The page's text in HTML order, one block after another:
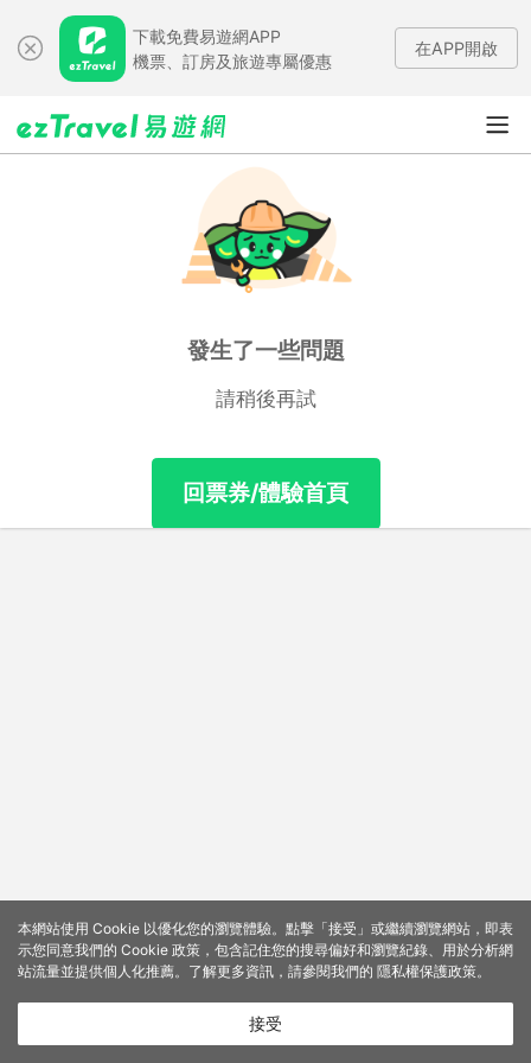
下載免費易遊網APP
機票、訂房及旅遊專屬優惠
在APP開啟
發生了一些問題
請稍後再試
回票券/體驗首頁
本網站使用 Cookie 以優化您的瀏覽體驗。點擊「接受」或繼續瀏覽網站，即表
示您同意我們的 Cookie 政策，包含記住您的搜尋偏好和瀏覽紀錄、用於分析網
站流量並提供個人化推薦。了解更多資訊，請參閱我們的 隱私權保護政策。
接受